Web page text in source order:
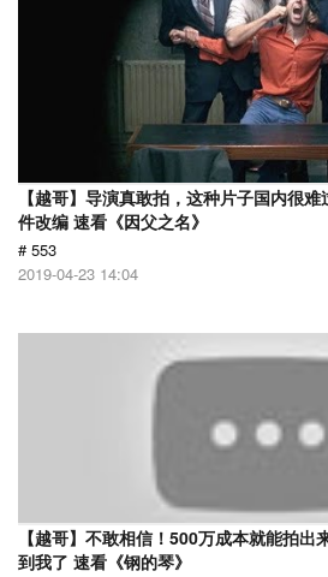
【越哥】导演真敢拍，这种片子国内很
件改编 速看《因父之名》
# 553
2019-04-23 14:04
【越哥】不敢相信！500万成本就能拍
到我了 速看《钢的琴》